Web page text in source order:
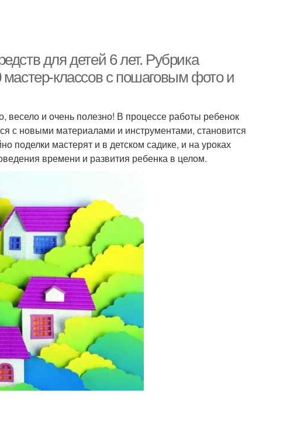
для детей 6 лет. Рубрика
классов с пошаговым фото и
весело и очень полезно! В процессе работы ребенок
с новыми материалами и инструментами, становится
мастерят и в детском садике, и на уроках
времени и развития ребенка в целом.